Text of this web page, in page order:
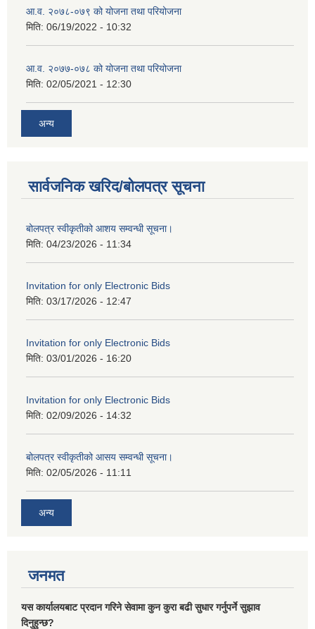
आ.व. २०७८-०७९ को योजना तथा परियोजना
मिति: 06/19/2022 - 10:32
आ.व. २०७७-०७८ को योजना तथा परियोजना
मिति: 02/05/2021 - 12:30
अन्य
सार्वजनिक खरिद/बोलपत्र सूचना
बोलपत्र स्वीकृतीको आशय सम्वन्धी सूचना।
मिति: 04/23/2026 - 11:34
Invitation for only Electronic Bids
मिति: 03/17/2026 - 12:47
Invitation for only Electronic Bids
मिति: 03/01/2026 - 16:20
Invitation for only Electronic Bids
मिति: 02/09/2026 - 14:32
बोलपत्र स्वीकृतीको आसय सम्वन्धी सूचना।
मिति: 02/05/2026 - 11:11
अन्य
जनमत
यस कार्यालयबाट प्रदान गरिने सेवामा कुन कुरा बढी सुधार गर्नुपर्ने सुझाव
दिनुहुन्छ?